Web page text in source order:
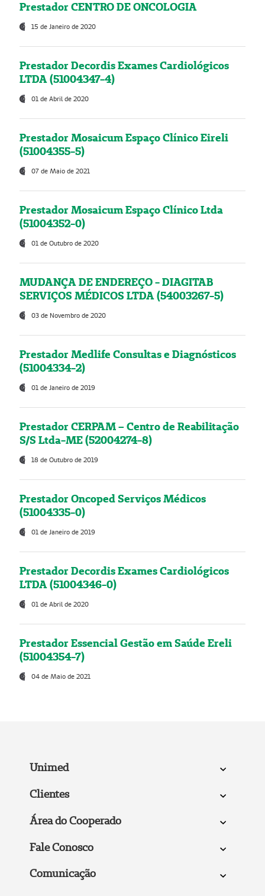
Prestador CENTRO DE ONCOLOGIA
15 de Janeiro de 2020
Prestador Decordis Exames Cardiológicos
LTDA (51004347-4)
01 de Abril de 2020
Prestador Mosaicum Espaço Clínico Eireli
(51004355-5)
07 de Maio de 2021
Prestador Mosaicum Espaço Clínico Ltda
(51004352-0)
01 de Outubro de 2020
MUDANÇA DE ENDEREÇO - DIAGITAB
SERVIÇOS MÉDICOS LTDA (54003267-5)
03 de Novembro de 2020
Prestador Medlife Consultas e Diagnósticos
(51004334-2)
01 de Janeiro de 2019
Prestador CERPAM – Centro de Reabilitação
S/S Ltda-ME (52004274-8)
18 de Outubro de 2019
Prestador Oncoped Serviços Médicos
(51004335-0)
01 de Janeiro de 2019
Prestador Decordis Exames Cardiológicos
LTDA (51004346-0)
01 de Abril de 2020
Prestador Essencial Gestão em Saúde Ereli
(51004354-7)
04 de Maio de 2021
Unimed
Clientes
Área do Cooperado
Fale Conosco
Comunicação